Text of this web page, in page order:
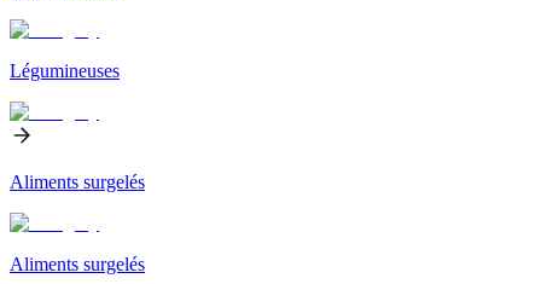
Légumineuses
Aliments surgelés
Aliments surgelés